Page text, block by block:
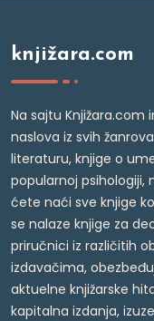
knjižara.com
Na sajtu Knjižara.com
naslova iz svih
literaturu, knjige o
popularnoj psihologiji,
ćete naći sve knjige
se nalaze knjige za
priručnici iz različitih
izdavačima,
aktuelne knjižarske
kapitalna izdanja,